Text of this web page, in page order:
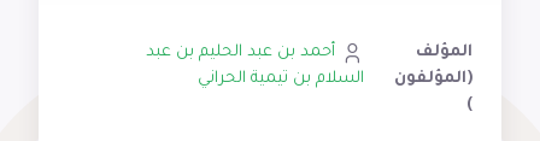
المؤلف
(المؤلفون
)
أحمد بن عبد الحليم بن عبد
السلام بن تيمية الحراني